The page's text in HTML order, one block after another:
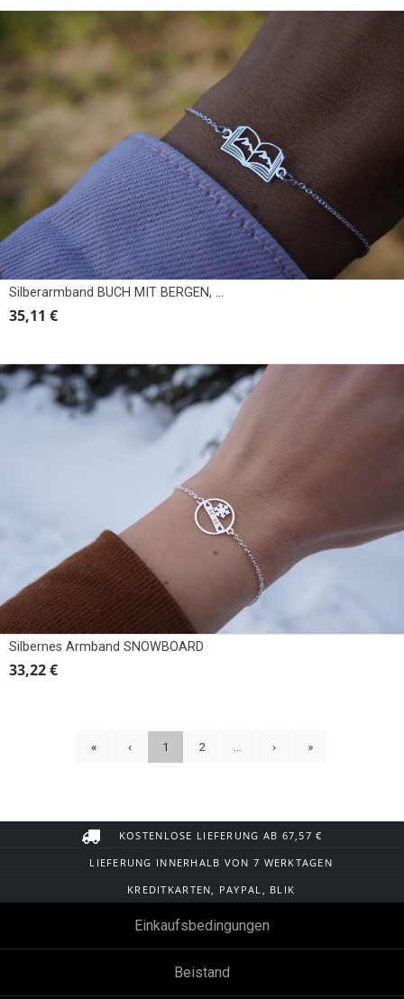
Silberarmband BUCH MIT BERGEN, BERGE
35,11 €
Silbernes Armband SNOWBOARD
33,22 €
« ‹ 1 2 ... › »
KOSTENLOSE LIEFERUNG AB 67,57 €
LIEFERUNG INNERHALB VON 7 WERKTAGEN
KREDITKARTEN, PAYPAL, BLIK
Einkaufsbedingungen
Beistand